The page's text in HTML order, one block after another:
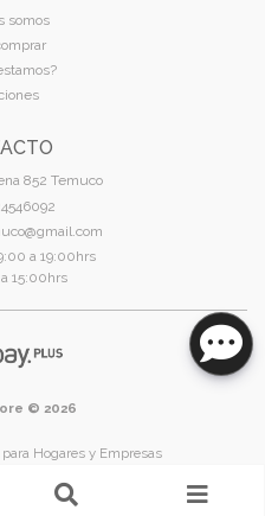
somos
852 Temuco
a 19:00hrs
15:00hrs
© 2026
Hogares y Empresas
Araucanía - Chile